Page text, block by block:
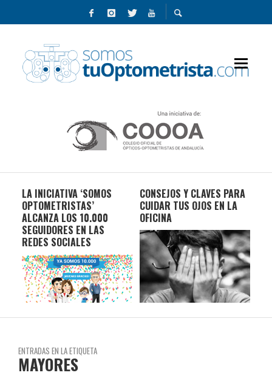
LA INICIATIVA ‘SOMOS
OPTOMETRISTAS’
ALCANZA LOS 10.000
SEGUIDORES EN LAS
REDES SOCIALES
CONSEJOS Y CLAVES PARA
CUIDAR TUS OJOS EN LA
OFICINA
ENTRADAS EN LA ETIQUETA
MAYORES